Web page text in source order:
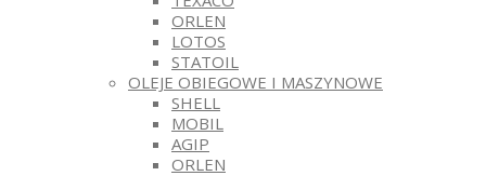
ORLEN
LOTOS
STATOIL
OLEJE OBIEGOWE I MASZYNOWE
SHELL
MOBIL
AGIP
ORLEN